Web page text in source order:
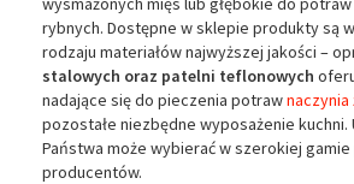
rybnych. Dostępne w sklepie produkty są
rodzaju materiałów najwyższej jakości –
stalowych oraz patelni teflonowych
nadające się do pieczenia potraw
pozostałe niezbędne wyposażenie kuchni.
Państwa może wybierać w szerokiej
producentów.